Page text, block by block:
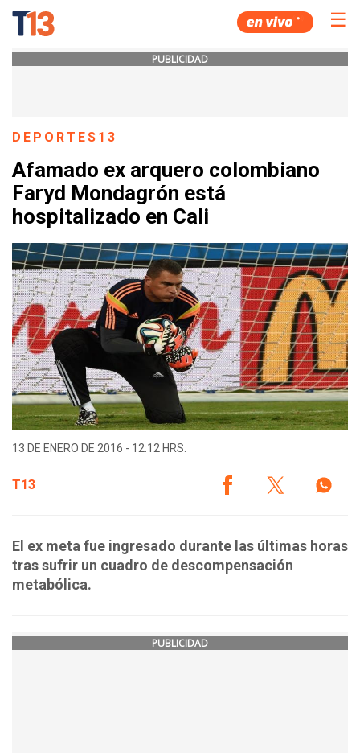
☰
PUBLICIDAD
DEPORTES13
Afamado ex arquero colombiano
Faryd Mondagrón está
hospitalizado en Cali
13 DE ENERO DE 2016 - 12:12 HRS.
T13
El ex meta fue ingresado durante las últimas horas
tras sufrir un cuadro de descompensación
metabólica.
PUBLICIDAD